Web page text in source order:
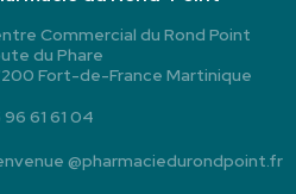
Commercial du Rond Point
du Phare
Fort-de-France Martinique
61 61 04
@pharmaciedurondpoint.fr